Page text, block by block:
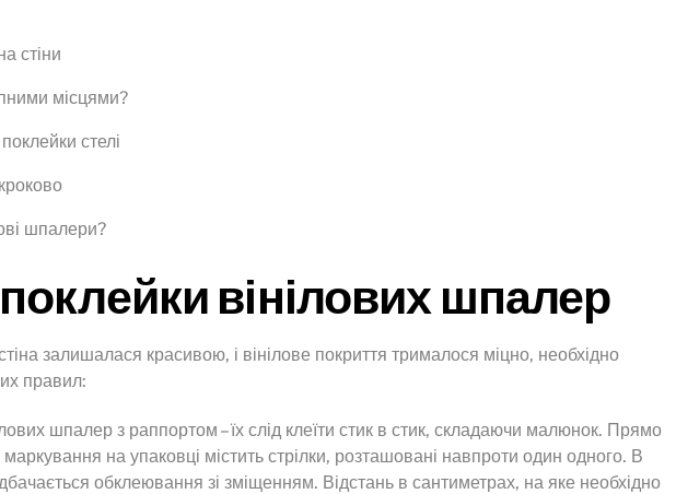
стіни
місцями?
стелі
шпалери?
вінілових шпалер
залишалася красивою, і вінілове покриття трималося міцно, необхідно
правил:
шпалер з раппортом – їх слід клеїти стик в стик, складаючи малюнок. Прямо
маркування на упаковці містить стрілки, розташовані навпроти один одного. В
обклеювання зі зміщенням. Відстань в сантиметрах, на яке необхідно